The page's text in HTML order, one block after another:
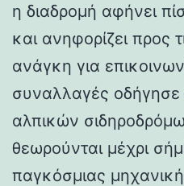
η διαδρομή αφήνει
και ανηφορίζει προς
ανάγκη για
συναλλαγές οδήγησε
αλπικών
θεωρούνται μέχρι
παγκόσμιας